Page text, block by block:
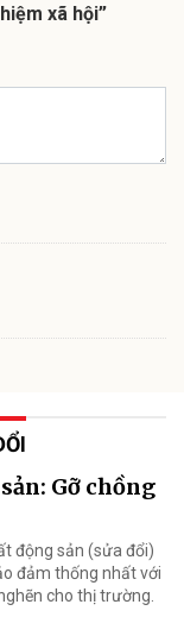
xã hội”
Gỡ chồng
động sản (sửa đổi)
đảm thống nhất với
cho thị trường.